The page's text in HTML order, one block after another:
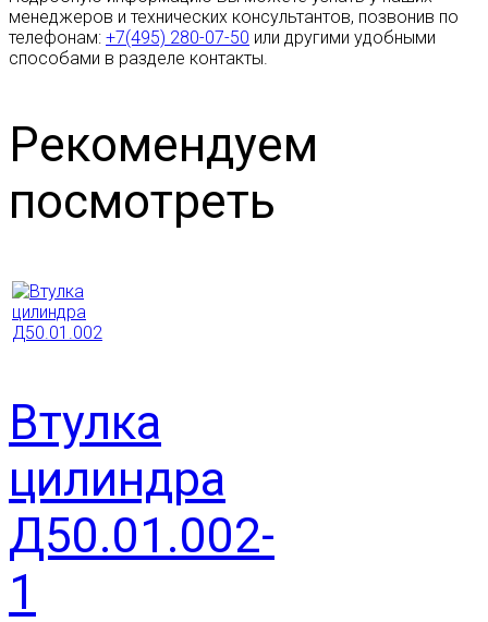
менеджеров и технических консультантов, позвонив по
телефонам: +7(495) 280-07-50 или другими удобными
способами в разделе контакты.
Рекомендуем
посмотреть
Втулка
цилиндра
Д50.01.002-
1